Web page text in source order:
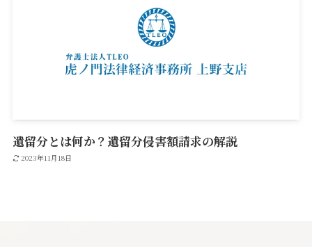
遺留分とは何か？遺留分侵害額請求の解説
2023年11月18日